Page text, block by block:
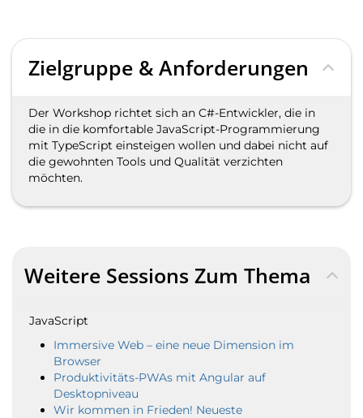
Zielgruppe & Anforderungen
Der Workshop richtet sich an C#-Entwickler, die in
die in die komfortable JavaScript-Programmierung
mit TypeScript einsteigen wollen und dabei nicht auf
die gewohnten Tools und Qualität verzichten
möchten.
Weitere Sessions Zum Thema
JavaScript
Immersive Web – eine neue Dimension im
Browser
Produktivitäts-PWAs mit Angular auf
Desktopniveau
Wir kommen in Frieden! Neueste